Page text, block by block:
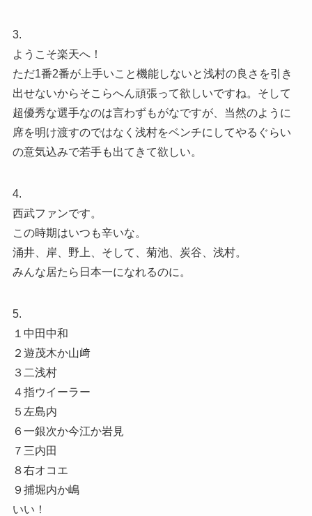
3.
ようこそ楽天へ！
ただ1番2番が上手いこと機能しないと浅村の良さを引き
出せないからそこらへん頑張って欲しいですね。そして
超優秀な選手なのは言わずもがなですが、当然のように
席を明け渡すのではなく浅村をベンチにしてやるぐらい
の意気込みで若手も出てきて欲しい。
4.
西武ファンです。
この時期はいつも辛いな。
涌井、岸、野上、そして、菊池、炭谷、浅村。
みんな居たら日本一になれるのに。
5.
１中田中和
２遊茂木か山﨑
３二浅村
４指ウイーラー
５左島内
６一銀次か今江か岩見
７三内田
８右オコエ
９捕堀内か嶋
いい！